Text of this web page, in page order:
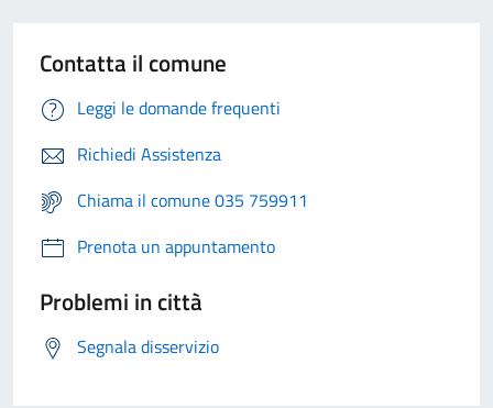
Contatta il comune
Leggi le domande frequenti
Richiedi Assistenza
Chiama il comune 035 759911
Prenota un appuntamento
Problemi in città
Segnala disservizio